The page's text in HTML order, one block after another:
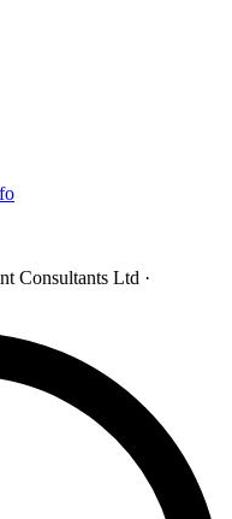
Consultants Ltd ·